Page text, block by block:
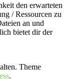
den erwarteten
/ Ressourcen zu
an und
bietet dir der
Theme
.